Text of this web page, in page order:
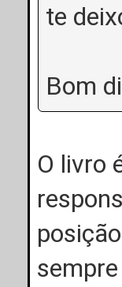
te
Bom
O livro